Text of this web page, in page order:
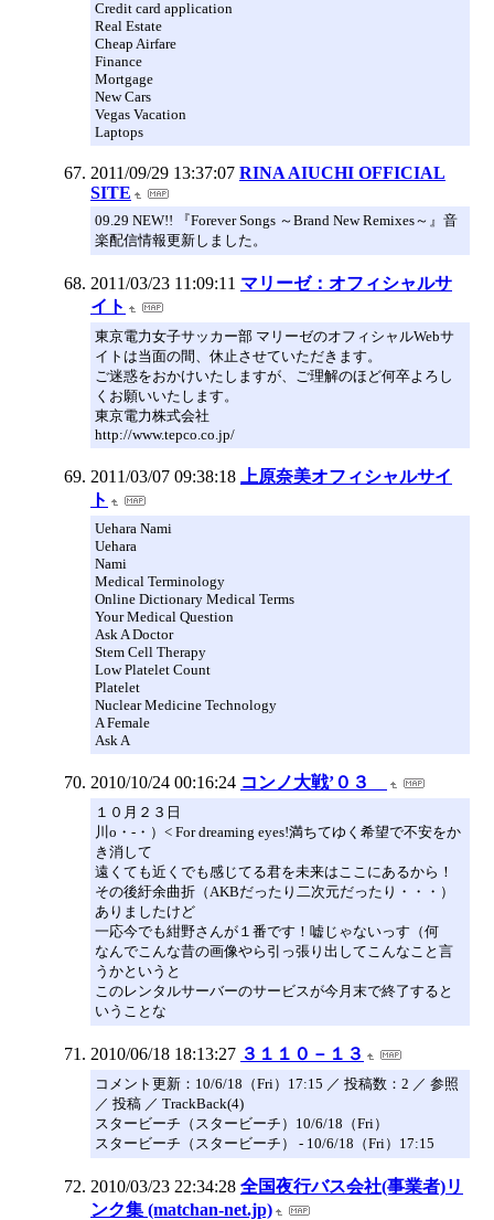
Credit card application
Real Estate
Cheap Airfare
Finance
Mortgage
New Cars
Vegas Vacation
Laptops
2011/09/29 13:37:07 RINA AIUCHI OFFICIAL
SITE
09.29 NEW!! 『Forever Songs ～Brand New Remixes～』音
楽配信情報更新しました。
2011/03/23 11:09:11 マリーゼ：オフィシャルサ
イト
東京電力女子サッカー部 マリーゼのオフィシャルWebサ
イトは当面の間、休止させていただきます。
ご迷惑をおかけいたしますが、ご理解のほど何卒よろし
くお願いいたします。
東京電力株式会社
http://www.tepco.co.jp/
2011/03/07 09:38:18
上原奈美オフィシャルサイ
ト
Uehara Nami
Uehara
Nami
Medical Terminology
Online Dictionary Medical Terms
Your Medical Question
Ask A Doctor
Stem Cell Therapy
Low Platelet Count
Platelet
Nuclear Medicine Technology
A Female
Ask A
2010/10/24 00:16:24 コンノ大戦’０３
１０月２３日
川o・-・）< For dreaming eyes!満ちてゆく希望で不安をか
き消して
遠くても近くでも感じてる君を未来はここにあるから！
その後紆余曲折（AKBだったり二次元だったり・・・）
ありましたけど
一応今でも紺野さんが１番です！嘘じゃないっす（何
なんでこんな昔の画像やら引っ張り出してこんなこと言
うかというと
このレンタルサーバーのサービスが今月末で終了すると
いうことな
2010/06/18 18:13:27 ３１１０－１３
コメント更新：10/6/18（Fri）17:15 ／ 投稿数：2 ／ 参照
／ 投稿 ／ TrackBack(4)
スタービーチ（スタービーチ）10/6/18（Fri）
スタービーチ（スタービーチ） - 10/6/18（Fri）17:15
2010/03/23 22:34:28 全国夜行バス会社(事業者)リ
ンク集 (matchan-net.jp)